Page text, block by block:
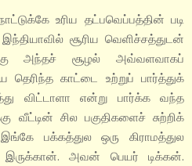
உரிய தட்பவெப்பத்தின் படி
இந்தியாவில் சூரிய வெளிச்சத்துடன்
அந்தச் சூழல் அவ்வளவாகப்
தெரிந்த காட்டை உற்றுப் பார்த்துக்
விட்டாளா என்று பார்க்க வந்த
சில பகுதிகளைச் சுற்றிக்
பக்கத்துல ஒரு கிராமத்துல
இருக்கான். அவன் பெயர் டிக்கன்.